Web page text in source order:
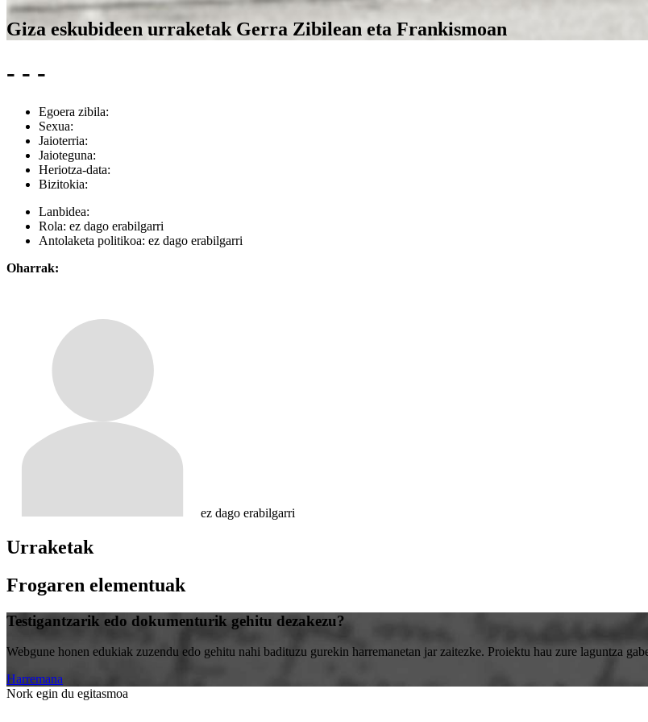
Giza eskubideen urraketak Gerra Zibilean eta Frankismoan
- - -
Egoera zibila:
Sexua:
Jaioterria:
Jaioteguna:
Heriotza-data:
Bizitokia:
Lanbidea:
Rola: ez dago erabilgarri
Antolaketa politikoa: ez dago erabilgarri
Oharrak:
ez dago erabilgarri
Urraketak
Frogaren elementuak
Testigantzarik edo dokumenturik gehitu dezakezu?
Webgune honen edukiak zuzendu edo gehitu nahi badituzu gurekin harremanetan jar zaitezke. Proiektu hau zure laguntza
Harremana
Nork egin du egitasmoa